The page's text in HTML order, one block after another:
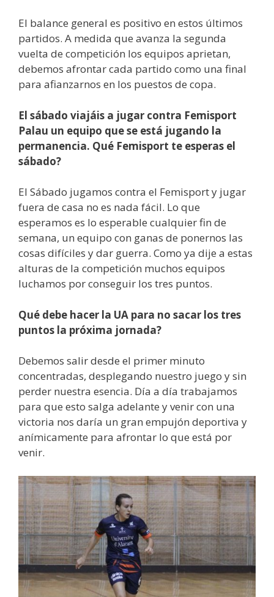
El balance general es positivo en estos últimos
partidos. A medida que avanza la segunda
vuelta de competición los equipos aprietan,
debemos afrontar cada partido como una final
para afianzarnos en los puestos de copa.
El sábado viajáis a jugar contra Femisport
Palau un equipo que se está jugando la
permanencia. Qué Femisport te esperas el
sábado?
El Sábado jugamos contra el Femisport y jugar
fuera de casa no es nada fácil. Lo que
esperamos es lo esperable cualquier fin de
semana, un equipo con ganas de ponernos las
cosas difíciles y dar guerra. Como ya dije a estas
alturas de la competición muchos equipos
luchamos por conseguir los tres puntos.
Qué debe hacer la UA para no sacar los tres
puntos la próxima jornada?
Debemos salir desde el primer minuto
concentradas, desplegando nuestro juego y sin
perder nuestra esencia. Día a día trabajamos
para que esto salga adelante y venir con una
victoria nos daría un gran empujón deportiva y
anímicamente para afrontar lo que está por
venir.